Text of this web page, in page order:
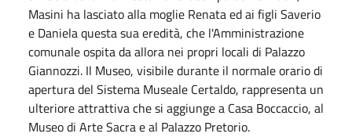
Masini ha lasciato alla moglie Renata ed ai figli Saverio
e Daniela questa sua eredità, che l'Amministrazione
comunale ospita da allora nei propri locali di Palazzo
Giannozzi. Il Museo, visibile durante il normale orario di
apertura del Sistema Museale Certaldo, rappresenta un
ulteriore attrattiva che si aggiunge a Casa Boccaccio, al
Museo di Arte Sacra e al Palazzo Pretorio.